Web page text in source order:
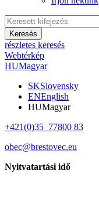
Keresés
részletes keresés
Webtérkép
HUMagyar
SKSlovensky
ENEnglish
HUMagyar
+421(0)35 77800 83
obec@brestovec.eu
Nyitvatartási idő